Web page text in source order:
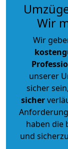
Wir
Wir
unserer
sicher
sicher
haben die
und